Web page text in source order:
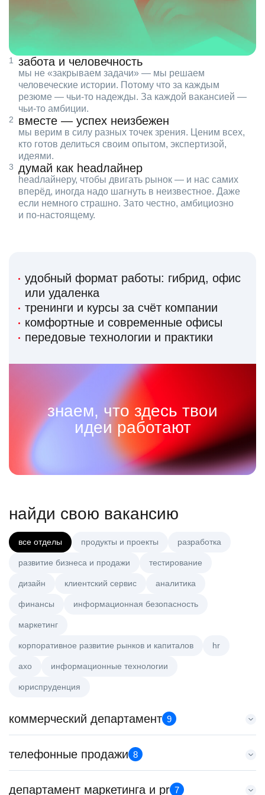
забота и человечность
мы не «закрываем задачи» — мы решаем
человеческие истории. Потому что за каждым
резюме — чьи‑то надежды. За каждой вакансией —
чьи‑то амбиции.
вместе — успех неизбежен
мы верим в силу разных точек зрения. Ценим всех,
кто готов делиться своим опытом, экспертизой,
идеями.
думай как headлайнер
headлайнеру, чтобы двигать рынок — и нас самих
вперёд, иногда надо шагнуть в неизвестное. Даже
если немного страшно. Зато честно, амбициозно
и по‑настоящему.
удобный формат работы: гибрид, офис
или удаленка
тренинги и курсы за счёт компании
комфортные и современные офисы
передовые технологии и практики
знаем, что здесь твои
идеи работают
найди свою вакансию
все отделы продукты и проекты разработка
развитие бизнеса и продажи тестирование
дизайн клиентский сервис аналитика
финансы информационная безопасность
маркетинг
корпоративное развитие рынков и капиталов hr
axo информационные технологии
юриспруденция
коммерческий департамент 9
Тренер по развитию компетенций продаж
HeadHunter::Коммерческий департамент
з/п не указана
телефонные продажи 8
Менеджер по привлечению клиентов (B2B)
департамент маркетинга и pr 7